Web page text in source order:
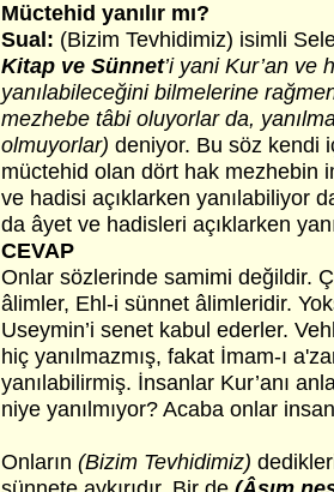
Müctehid yanılır mı?
Sual: (Bizim Tevhidimiz) isimli
Kitap ve Sünnet’i yani Kur’an ve
yanılabileceğini bilmelerine
mezhebe tâbi oluyorlar da,
olmuyorlar) deniyor. Bu söz kendi
müctehid olan dört hak mezhebin
ve hadisi açıklarken yanılabiliyor
da âyet ve hadisleri açıklarken
CEVAP
Onlar sözlerinde samimi değildir.
âlimler, Ehl-i sünnet âlimleridir.
Useymin’i senet kabul ederler.
hiç yanılmazmış, fakat İmam-ı
yanılabilirmiş. İnsanlar Kur’anı
niye yanılmıyor? Acaba onlar
Onların (Bizim Tevhidimiz)